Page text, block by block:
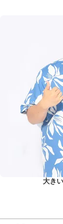
大き